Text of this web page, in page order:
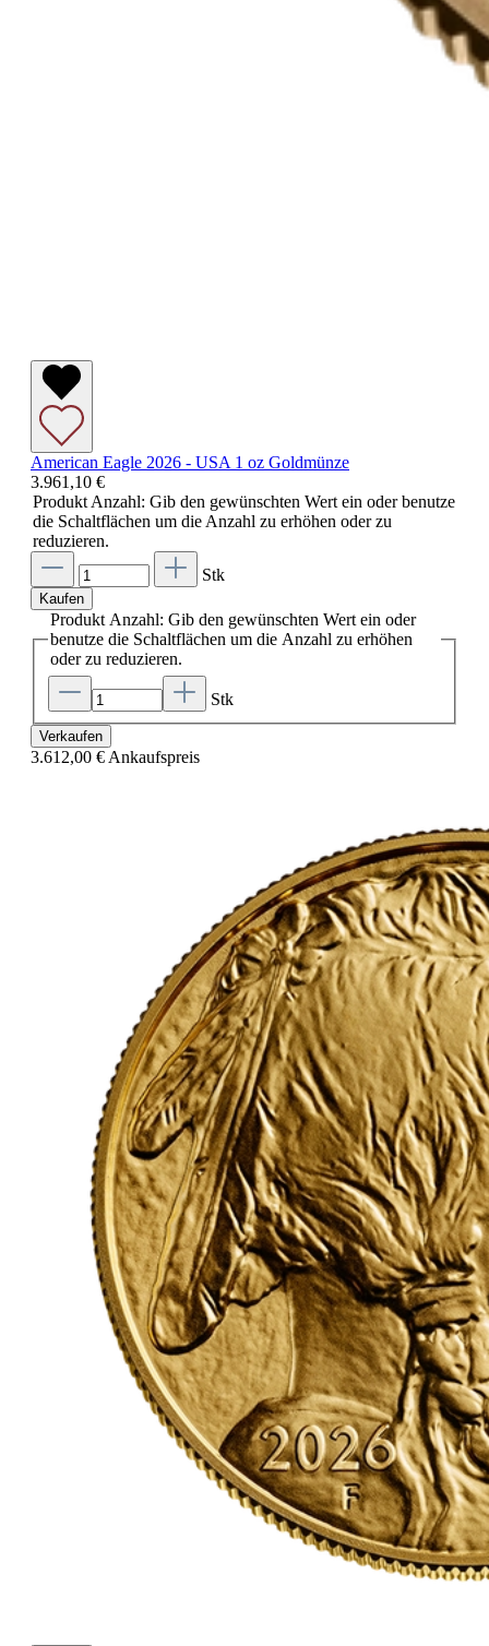
American Eagle 2026 - USA 1 oz Goldmünze
3.961,10 €
Produkt Anzahl: Gib den gewünschten Wert ein oder benutze
die Schaltflächen um die Anzahl zu erhöhen oder zu
reduzieren.
Stk
Kaufen
Produkt Anzahl: Gib den gewünschten Wert ein oder
benutze die Schaltflächen um die Anzahl zu erhöhen
oder zu reduzieren.
Stk
Verkaufen
3.612,00 € Ankaufspreis